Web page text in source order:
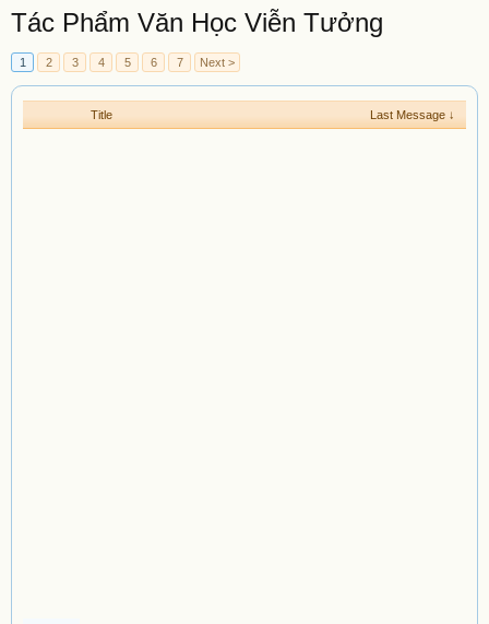
Tác Phẩm Văn Học Viễn Tưởng
1 2 3 4 5 6 7 Next >
Title Last Message ↓